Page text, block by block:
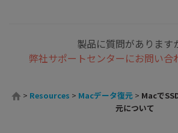
製品に質問があります
弊社サポートセンターにお問い合
> Resources > Macデータ復元 > Macで
元について